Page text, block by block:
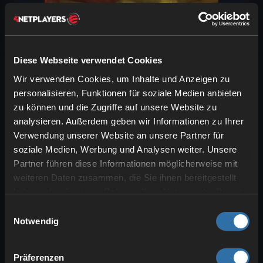
Diese Webseite verwendet Cookies
Wir verwenden Cookies, um Inhalte und Anzeigen zu
personalisieren, Funktionen für soziale Medien anbieten
zu können und die Zugriffe auf unsere Website zu
analysieren. Außerdem geben wir Informationen zu Ihrer
Verwendung unserer Website an unsere Partner für
soziale Medien, Werbung und Analysen weiter. Unsere
Partner führen diese Informationen möglicherweise mit
weiteren Daten zusammen, die Sie ihnen bereitgestellt
haben oder die sie im Rahmen Ihrer Nutzung der Dienste
Notwendig
Präferenzen
Viele der neuen Updates und Drops
haben auch immer wieder Musik
hinzugefügt, und Chaos Cubes ist nicht
anders. Zum einen kannst du wieder eine
neue Schallplattefinden, die sich
“Bounce”nennt. Du kannst sie nur
finden, wenn eineSchwefelhöhlemit
eine Truhe mit Loot gibt. Aber die Disk
erscheinen.